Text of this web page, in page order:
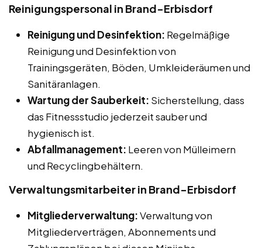
Reinigungspersonal in Brand-Erbisdorf
Reinigung und Desinfektion: Regelmäßige
Reinigung und Desinfektion von
Trainingsgeräten, Böden, Umkleideräumen und
Sanitäranlagen.
Wartung der Sauberkeit: Sicherstellung, dass
das Fitnessstudio jederzeit sauber und
hygienisch ist.
Abfallmanagement: Leeren von Mülleimern
und Recyclingbehältern.
Verwaltungsmitarbeiter in Brand-Erbisdorf
Mitgliederverwaltung:Verwaltung von
Mitgliederverträgen, Abonnements und